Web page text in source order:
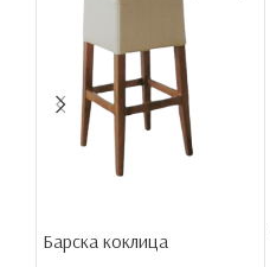
Барска коклица